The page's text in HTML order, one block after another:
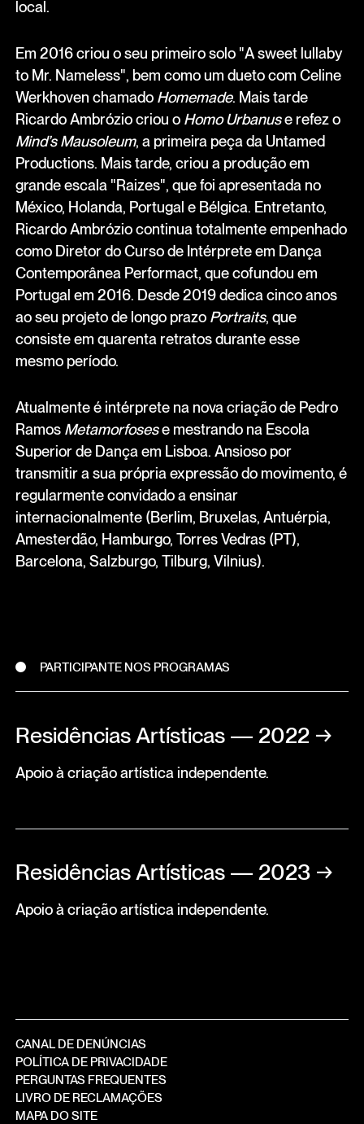
local.
Em 2016 criou o seu primeiro solo "A sweet lullaby
to Mr. Nameless", bem como um dueto com Celine
Werkhoven chamado Homemade. Mais tarde
Ricardo Ambrózio criou o Homo Urbanuse refez o
Mind’s Mausoleum, a primeira peça da Untamed
Productions. Mais tarde, criou a produção em
grande escala "Raizes", que foi apresentada no
México, Holanda, Portugal e Bélgica. Entretanto,
Ricardo Ambrózio continua totalmente empenhado
como Diretor do Curso de Intérprete em Dança
Contemporânea Performact, que cofundou em
Portugal em 2016. Desde 2019 dedica cinco anos
ao seu projeto de longo prazo Portraits, que
consiste em quarenta retratos durante esse
mesmo período.
Atualmente é intérprete na nova criação de Pedro
Ramos Metamorfosese mestrando na Escola
Superior de Dança em Lisboa. Ansioso por
transmitir a sua própria expressão do movimento, é
regularmente convidado a ensinar
internacionalmente (Berlim, Bruxelas, Antuérpia,
Amesterdão, Hamburgo, Torres Vedras (PT),
Barcelona, Salzburgo, Tilburg, Vilnius).
PARTICIPANTE NOS PROGRAMAS
Residências Artísticas — 2022 →
Apoio à criação artística independente.
Residências Artísticas — 2023 →
Apoio à criação artística independente.
CANAL DE DENÚNCIAS
POLÍTICA DE PRIVACIDADE
PERGUNTAS FREQUENTES
LIVRO DE RECLAMAÇÕES
MAPA DO SITE